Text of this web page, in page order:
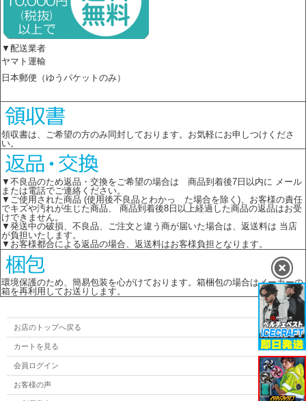
▼配送業者
ヤマト運輸
日本郵便（ゆうパケットのみ）
領収書は、ご希望の方のみ同封しております。お気軽にお申しつけくださ
い。
▼不良品のため返品・交換をご希望の場合は 商品到着後7日以内に メール
または電話でご連絡ください。
▼ご使用された商品 (使用後不良品とわかっ た場合を除く)、お客様の責任
でキズや汚れが生じた商品、 商品到着後8日以上経過した商品の返品はお受
けできません。
▼発送中の破損、不良品、ご注文と違う商が届いた場合は、返送料は 当店
が負担いたします。
▼お客様都合による返品の場合、返送料はお客様負担となります。
環境保護のため、簡易包装を心がけております。箱梱包の場合はメーカーの
箱を再利用してお送りします。
お店のトップへ戻る
カートを見る
会員ログイン
お客様の声